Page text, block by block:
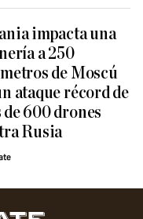
impacta una
a 250
de Moscú
ataque récord de
de 600 drones
Rusia